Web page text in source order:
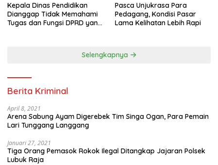
Kepala Dinas Pendidikan
Dianggap Tidak Memahami
Tugas dan Fungsi DPRD yang
Pasca Unjukrasa Para
Pedagang, Kondisi Pasar
Lama Kelihatan Lebih Rapi
Selengkapnya
Berita Kriminal
April 8, 2021
Arena Sabung Ayam Digerebek Tim Singa Ogan, Para Pemain
Lari Tunggang Langgang
Januari 27, 2021
Tiga Orang Pemasok Rokok Ilegal Ditangkap Jajaran Polsek
Lubuk Raja